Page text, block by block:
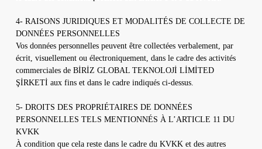
4- RAISONS JURIDIQUES ET MODALITÉS DE COLLECTE DE
DONNÉES PERSONNELLES
Vos données personnelles peuvent être collectées verbalement, par
écrit, visuellement ou électroniquement, dans le cadre des activités
commerciales de BİRİZ GLOBAL TEKNOLOJİ LİMİTED
ŞİRKETİ aux fins et dans le cadre indiqués ci-dessus.
5- DROITS DES PROPRIÉTAIRES DE DONNÉES
PERSONNELLES TELS MENTIONNÉS À L’ARTICLE 11 DU
KVKK
À condition que cela reste dans le cadre du KVKK et des autres